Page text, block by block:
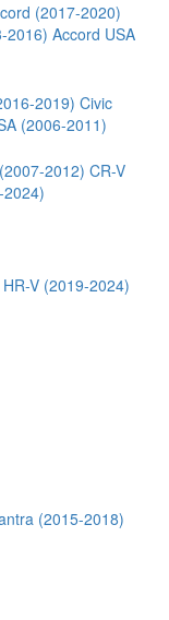
(2017-2020)
2016) Accord USA
2019) Civic
(2006-2011)
2012) CR-V
2024)
HR-V (2019-2024)
(2015-2018)